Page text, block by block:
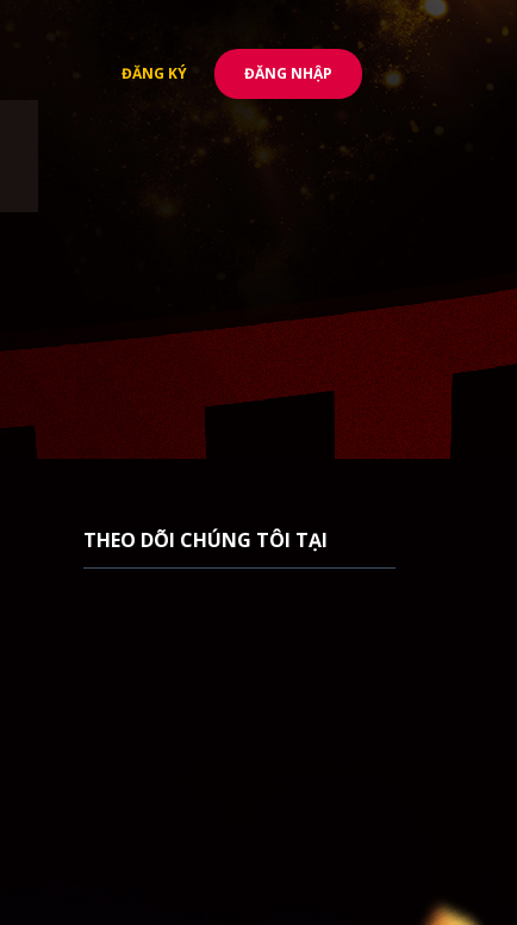
ĐĂNG KÝ ĐĂNG NHẬP
THEO DÕI CHÚNG TÔI TẠI